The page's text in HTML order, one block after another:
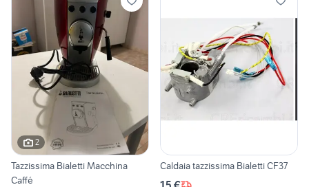
2
Tazzissima Bialetti Macchina
Caffé
Caldaia tazzissima Bialetti CF37